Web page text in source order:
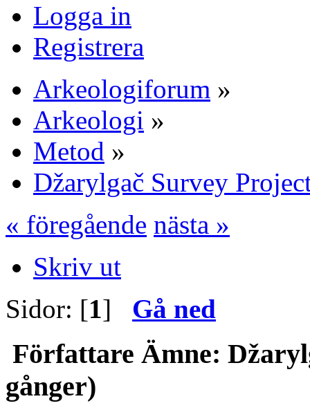
Logga in
Registrera
Arkeologiforum »
Arkeologi »
Metod »
Džarylgač Survey
« föregående nästa »
Skriv ut
Sidor: [1] Gå ned
Författare Ämne:
gånger)